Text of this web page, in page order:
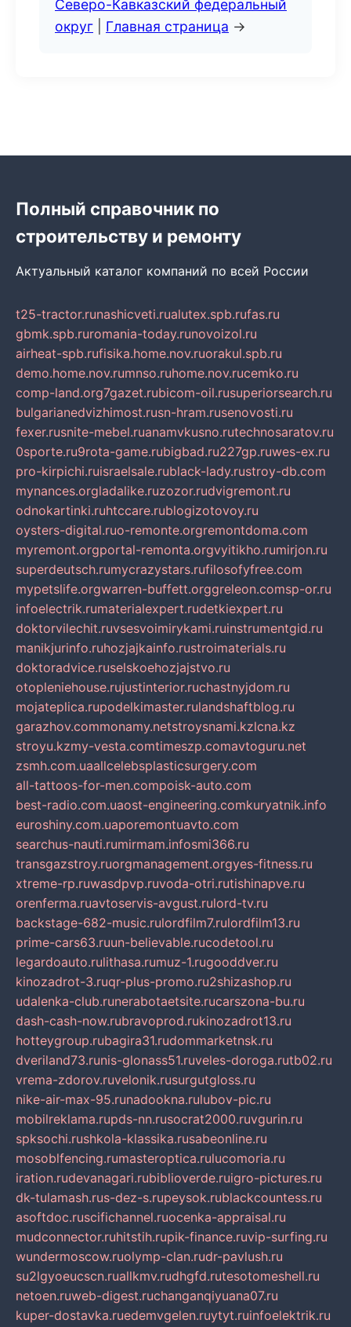
Северо-Кавказский федеральный
округ
Главная страница →
Полный справочник по
строительству и ремонту
Актуальный каталог компаний по всей России
t25-tractor.runashicveti.rualutex.spb.rufas.ru
gbmk.spb.ruromania-today.runovoizol.ru
airheat-spb.rufisika.home.nov.ruorakul.spb.ru
demo.home.nov.rumnso.ruhome.nov.rucemko.ru
comp-land.org7gazet.rubicom-oil.rusuperiorsearch.ru
bulgarianedvizhimost.rusn-hram.rusenovosti.ru
fexer.rusnite-mebel.ruanamvkusno.rutechnosaratov.ru
0sporte.ru9rota-game.rubigbad.ru227gp.ruwes-ex.ru
pro-kirpichi.ruisraelsale.rublack-lady.rustroy-db.com
mynances.orgladalike.ruzozor.rudvigremont.ru
odnokartinki.ruhtccare.rublogizotovoy.ru
oysters-digital.ruo-remonte.orgremontdoma.com
myremont.orgportal-remonta.orgvyitikho.rumirjon.ru
superdeutsch.rumycrazystars.rufilosofyfree.com
mypetslife.orgwarren-buffett.orggreleon.comsp-or.ru
infoelectrik.rumaterialexpert.rudetkiexpert.ru
doktorvilechit.ruvsesvoimirykami.ruinstrumentgid.ru
manikjurinfo.ruhozjajkainfo.rustroimaterials.ru
doktoradvice.ruselskoehozjajstvo.ru
otopleniehouse.rujustinterior.ruchastnyjdom.ru
mojateplica.rupodelkimaster.rulandshaftblog.ru
garazhov.commonamy.netstroysnami.kzlcna.kz
stroyu.kzmy-vesta.comtimeszp.comavtoguru.net
zsmh.com.uaallcelebsplasticsurgery.com
all-tattoos-for-men.compoisk-auto.com
best-radio.com.uaost-engineering.comkuryatnik.info
euroshiny.com.uaporemontuavto.com
searchus-nauti.rumirmam.infosmi366.ru
transgazstroy.ruorgmanagement.orgyes-fitness.ru
xtreme-rp.ruwasdpvp.ruvoda-otri.rutishinapve.ru
orenferma.ruavtoservis-avgust.rulord-tv.ru
backstage-682-music.rulordfilm7.rulordfilm13.ru
prime-cars63.ruun-believable.rucodetool.ru
legardoauto.rulithasa.rumuz-1.rugooddver.ru
kinozadrot-3.ruqr-plus-promo.ru2shizashop.ru
udalenka-club.runerabotaetsite.rucarszona-bu.ru
dash-cash-now.rubravoprod.rukinozadrot13.ru
hotteygroup.rubagira31.rudommarketnsk.ru
dveriland73.runis-glonass51.ruveles-doroga.rutb02.ru
vrema-zdorov.ruvelonik.rusurgutgloss.ru
nike-air-max-95.runadookna.rulubov-pic.ru
mobilreklama.rupds-nn.rusocrat2000.ruvgurin.ru
spksochi.rushkola-klassika.rusabeonline.ru
mosoblfencing.rumasteroptica.rulucomoria.ru
iration.rudevanagari.rubiblioverde.ruigro-pictures.ru
dk-tulamash.rus-dez-s.rupeysok.rublackcountess.ru
asoftdoc.ruscifichannel.ruocenka-appraisal.ru
mudconnector.ruhitstih.rupik-finance.ruvip-surfing.ru
wundermoscow.ruolymp-clan.rudr-pavlush.ru
su2lgyoeucscn.ruallkmv.rudhgfd.rutesotomeshell.ru
netoen.ruweb-digest.ruchanganqiyuana07.ru
kuper-dostavka.ruedemvgelen.ruytyt.ruinfoelektrik.ru